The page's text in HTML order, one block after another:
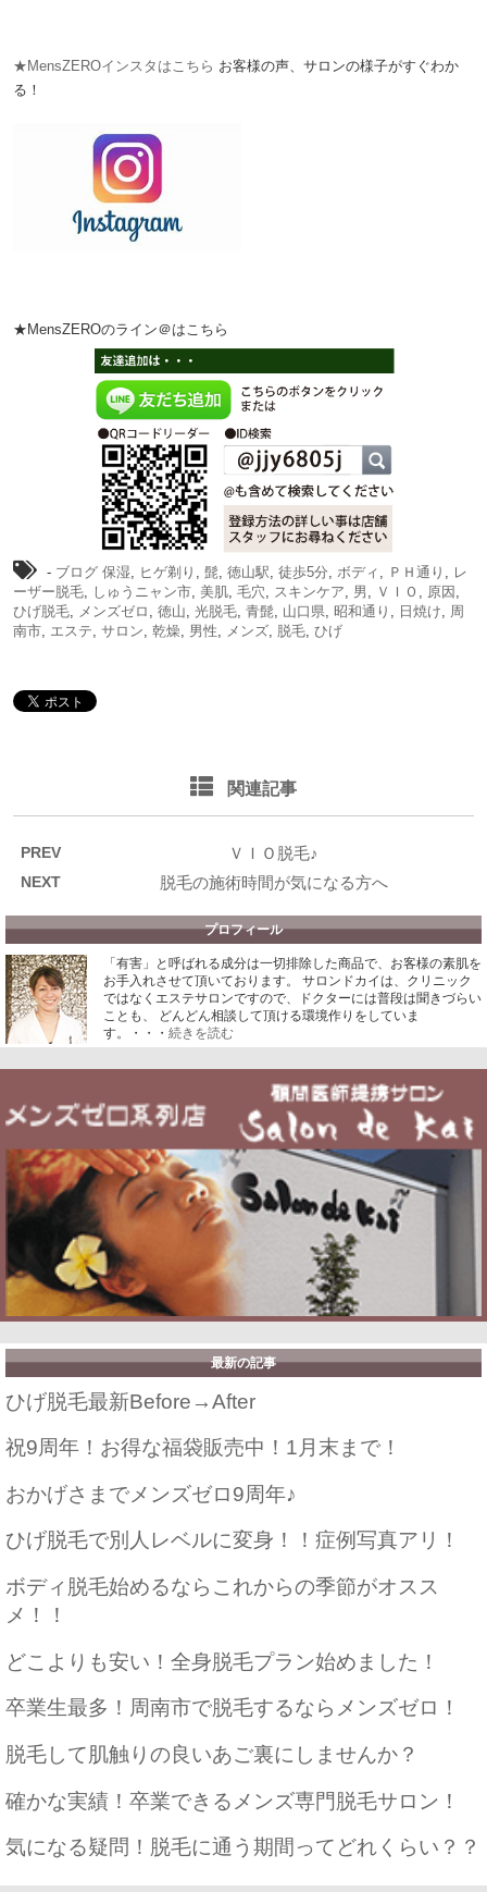
★MensZEROインスタはこちら お客様の声、サロンの様子がすぐわか
る！
★MensZEROのライン＠はこちら
- ブログ 保湿 ヒゲ剃り ,髭 ,徳山駅 ,徒歩5分 ボディ ＰＨ通り
レ
ーザー脱毛
しゅうニャン市 美肌 ,毛穴 スキンケア 男 ＶＩＯ 原因
ひげ脱毛
メンズゼロ ,徳山 ,光脱毛 ,青髭 山口県 ,昭和通り 日焼け
周
南市
エステ ,サロン ,乾燥 男性 メンズ 脱毛 ,ひげ
関連記事
PREV ＶＩＯ脱毛♪
NEXT 脱毛の施術時間が気になる方へ
プロフィール
「有害」と呼ばれる成分は一切排除した商品で、お客様の素肌を
お手入れさせて頂いております。
サロンドカイは、クリニック
ではなくエステサロンですので、ドクターには普段は聞きづらい
ことも、 どんどん相談して頂ける環境作りをしていま
す。・・・ 続きを読む
最新の記事
ひげ脱毛最新Before→After
祝9周年！お得な福袋販売中！1月末まで！
おかげさまでメンズゼロ9周年♪
ひげ脱毛で別人レベルに変身！！症例写真アリ！
ボディ脱毛始めるならこれからの季節がオスス
メ！！
どこよりも安い！全身脱毛プラン始めました！
卒業生最多！周南市で脱毛するならメンズゼロ！
脱毛して肌触りの良いあご裏にしませんか？
確かな実績！卒業できるメンズ専門脱毛サロン！
気になる疑問！脱毛に通う期間ってどれくらい？？